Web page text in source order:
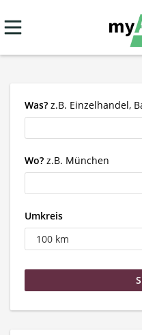
Was? z.B. Einzelhandel,
Wo? z.B. München
Umkreis